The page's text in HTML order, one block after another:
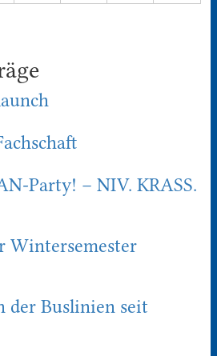
Party! – NIV. KRASS.
Wintersemester
der Buslinien seit